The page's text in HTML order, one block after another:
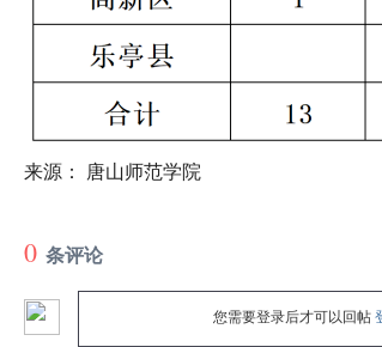
来源： 唐山师范学院
0 条评论
您需要登录后才可以回帖